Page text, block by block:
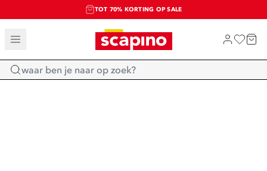
TOT 70% KORTING OP SALE
SALE: LAATSTE KANS!
SHOP NIEUW
Home